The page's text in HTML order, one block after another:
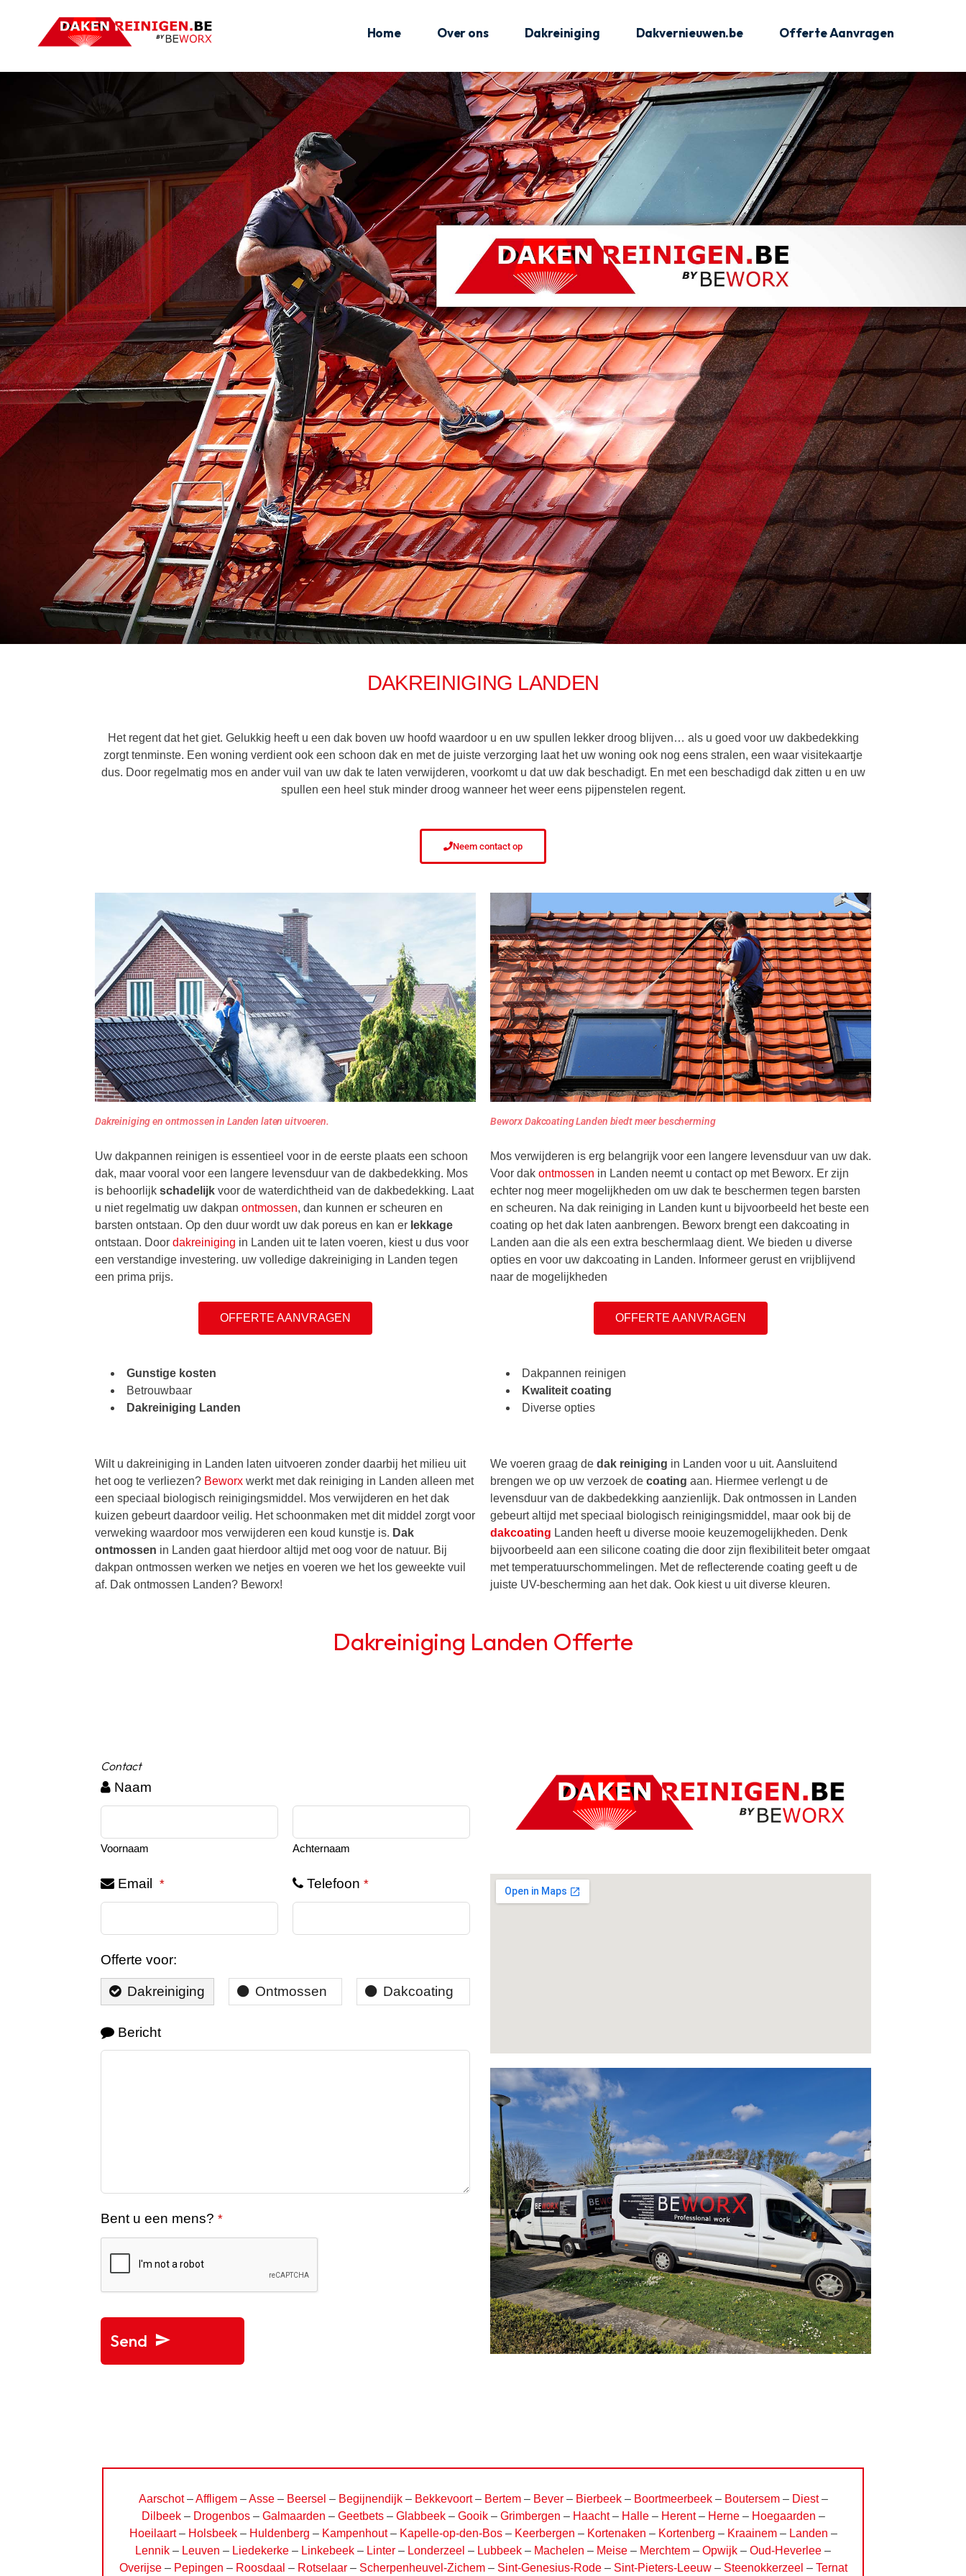
Home Over ons Dakreiniging
Brussel
Antwerpen
Limburg
Oost-Vlaanderen
Vlaams-Brabant
West-Vlaanderen
Dakvernieuwen.be Offerte Aanvragen
DAKREINIGING LANDEN
Het regent dat het giet. Gelukkig heeft u een dak boven uw hoofd waardoor u en uw spullen lekker droog blijven… als u goed voor uw dakbedekking
zorgt tenminste. Een woning verdient ook een schoon dak en met de juiste verzorging laat het uw woning ook nog eens stralen, een waar visitekaartje
dus. Door regelmatig mos en ander vuil van uw dak te laten verwijderen, voorkomt u dat uw dak beschadigt. En met een beschadigd dak zitten u en uw
spullen een heel stuk minder droog wanneer het weer eens pijpenstelen regent.
Neem contact op
Dakreiniging en ontmossen in Landen laten uitvoeren.
Uw dakpannen reinigen is essentieel voor in de eerste plaats een schoon
dak, maar vooral voor een langere levensduur van de dakbedekking. Mos
is behoorlijk schadelijk voor de waterdichtheid van de dakbedekking. Laat
u niet regelmatig uw dakpan ontmossen, dan kunnen er scheuren en
barsten ontstaan. Op den duur wordt uw dak poreus en kan er lekkage
ontstaan. Door dakreiniging in Landen uit te laten voeren, kiest u dus voor
een verstandige investering. uw volledige dakreiniging in Landen tegen
een prima prijs.
OFFERTE AANVRAGEN
Gunstige kosten
Betrouwbaar
Dakreiniging Landen
Wilt u dakreiniging in Landen laten uitvoeren zonder daarbij het milieu uit
het oog te verliezen? Beworx werkt met dak reiniging in Landen alleen met
een speciaal biologisch reinigingsmiddel. Mos verwijderen en het dak
kuizen gebeurt daardoor veilig. Het schoonmaken met dit middel zorgt voor
verweking waardoor mos verwijderen een koud kunstje is. Dak
ontmossen in Landen gaat hierdoor altijd met oog voor de natuur. Bij
dakpan ontmossen werken we netjes en voeren we het los geweekte vuil
af. Dak ontmossen Landen? Beworx!
Beworx Dakcoating Landen biedt meer bescherming
Mos verwijderen is erg belangrijk voor een langere levensduur van uw dak.
Voor dak ontmossen in Landen neemt u contact op met Beworx. Er zijn
echter nog meer mogelijkheden om uw dak te beschermen tegen barsten
en scheuren. Na dak reiniging in Landen kunt u bijvoorbeeld het beste een
coating op het dak laten aanbrengen. Beworx brengt een dakcoating in
Landen aan die als een extra beschermlaag dient. We bieden u diverse
opties en voor uw dakcoating in Landen. Informeer gerust en vrijblijvend
naar de mogelijkheden
OFFERTE AANVRAGEN
Dakpannen reinigen
Kwaliteit coating
Diverse opties
We voeren graag de dak reiniging in Landen voor u uit. Aansluitend
brengen we op uw verzoek de coating aan. Hiermee verlengt u de
levensduur van de dakbedekking aanzienlijk. Dak ontmossen in Landen
gebeurt altijd met speciaal biologisch reinigingsmiddel, maar ook bij de
dakcoating Landen heeft u diverse mooie keuzemogelijkheden. Denk
bijvoorbeeld aan een silicone coating die door zijn flexibiliteit beter omgaat
met temperatuurschommelingen. Met de reflecterende coating geeft u de
juiste UV-bescherming aan het dak. Ook kiest u uit diverse kleuren.
Dakreiniging Landen Offerte
Contact
Naam
Voornaam Achternaam
Email * Telefoon *
Offerte voor:
Dakreiniging Ontmossen Dakcoating
Bericht
Bent u een mens? *
Send
blank
Aarschot–Affligem–Asse– Beersel – Begijnendijk– Bekkevoort– Bertem– Bever– Bierbeek– Boortmeerbeek– Boutersem– Diest–
Dilbeek– Drogenbos– Galmaarden – Geetbets– Glabbeek– Gooik– Grimbergen – Haacht– Halle– Herent– Herne– Hoegaarden –
Hoeilaart– Holsbeek– Huldenberg – Kampenhout– Kapelle-op-den-Bos– Keerbergen – Kortenaken – Kortenberg – Kraainem– Landen –
Lennik – Leuven – Liedekerke – Linkebeek – Linter – Londerzeel – Lubbeek – Machelen – Meise – Merchtem – Opwijk – Oud-Heverlee –
Overijse– Pepingen – Roosdaal – Rotselaar– Scherpenheuvel-Zichem– Sint-Genesius-Rode– Sint-Pieters-Leeuw– Steenokkerzeel – Ternat